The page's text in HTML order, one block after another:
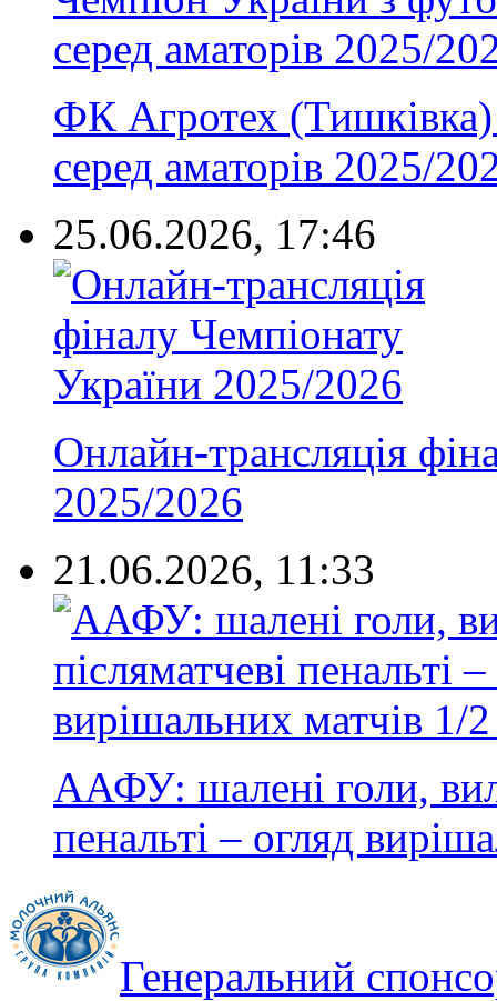
ФК Агротех
серед аматорів 2025/
25.06.2026, 17:46
Онлайн-трансляція
2025/2026
21.06.2026, 11:33
ААФУ: шалені голи,
пенальті – огляд
Генеральний